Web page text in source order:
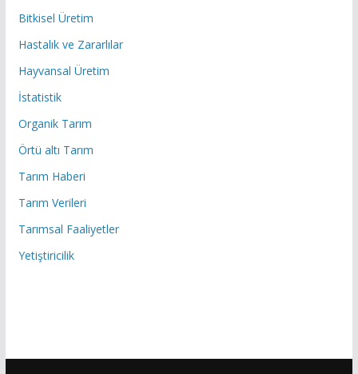
Bitkisel Üretim
Hastalık ve Zararlılar
Hayvansal Üretim
İstatistik
Organik Tarım
Örtü altı Tarım
Tarım Haberi
Tarım Verileri
Tarımsal Faaliyetler
Yetiştiricilik